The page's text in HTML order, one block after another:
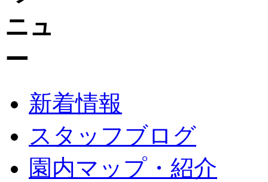
新着情報
スタッフブログ
園内マップ・紹介